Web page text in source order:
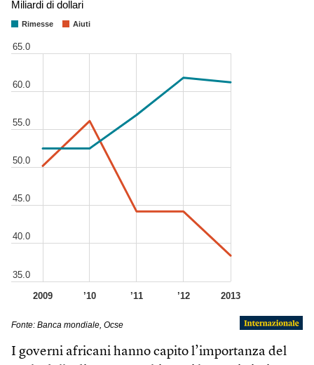
I governi africani hanno capito l’importanza del